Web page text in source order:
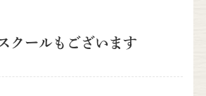
クールもございます